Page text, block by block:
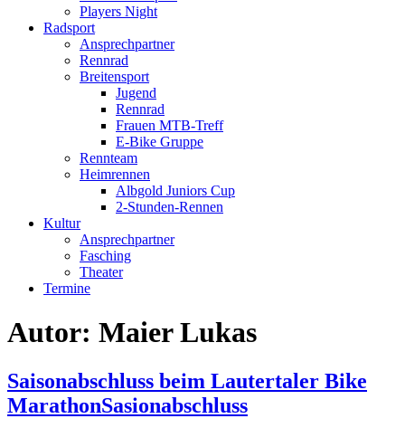
Players Night
Radsport
Ansprechpartner
Rennrad
Breitensport
Jugend
Rennrad
Frauen MTB-Treff
E-Bike Gruppe
Rennteam
Heimrennen
Albgold Juniors Cup
2-Stunden-Rennen
Kultur
Ansprechpartner
Fasching
Theater
Termine
Autor: Maier Lukas
Saisonabschluss beim Lautertaler Bike
MarathonSasionabschluss